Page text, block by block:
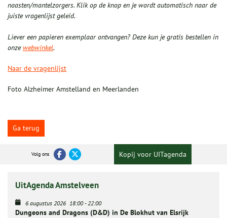
naasten/mantelzorgers. Klik op de knop en je wordt automatisch naar de
juiste vragenlijst geleid.
Liever een papieren exemplaar ontvangen? Deze kun je gratis bestellen in
onzewebwinkel.
Naar de vragenlijst
Foto Alzheimer Amstelland en Meerlanden
Ga terug
Volg ons Kopij voor UITagenda
UitAgenda Amstelveen
6 augustus 2026 18:00-22:00
Dungeons and Dragons (D&D) in De Blokhut van Elsrijk